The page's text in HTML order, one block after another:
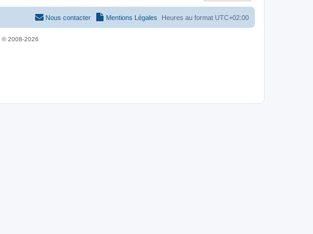
Heures au format UTC+02:00
Mentions Légales
Nous contacter
© 2008-2026